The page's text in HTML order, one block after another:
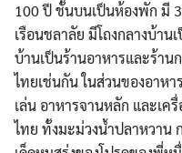
100 ปี ชั้นบนเป็นห้องพัก มี 3
เรือนชลาลัย มีโถงกลางบ้าน
บ้านเป็นร้านอาหารและร้าน
ไทยเช่นกัน ในส่วนของอาห
เล่น อาหารจานหลัก และเค
ไทย ทั้งมะม่วงน้ำปลาหวาน